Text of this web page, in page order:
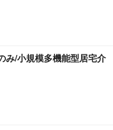
み/小規模多機能型居宅介